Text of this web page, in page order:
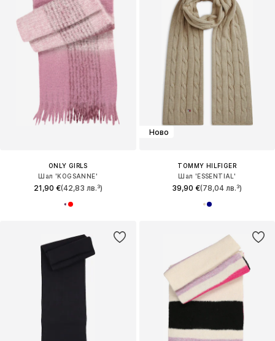
ONLY GIRLS
Шал 'KOGSANNE'
21,90 €(42,83 лв.³)
Ново
TOMMY HILFIGER
Шал 'ESSENTIAL'
39,90 €(78,04 лв.³)